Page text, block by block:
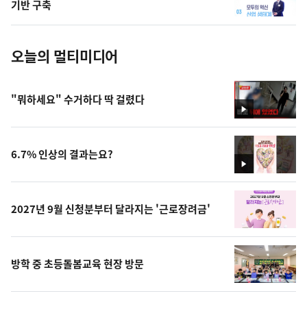
진
기반 구축
오늘의 멀티미디어
영
상
"뭐하세요" 수거하다 딱 걸렸다
영
상
6.7% 인상의 결과는요?
2027년 9월 신청분부터 달라지는 '근로장려금'
방학 중 초등돌봄교육 현장 방문